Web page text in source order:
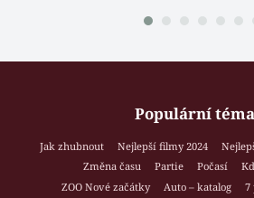
Populární
Jak zhubnout Nejlepší filmy 2024
Změna času
Partie Počasí
ZOO Nové začátky
Auto – katalog
7